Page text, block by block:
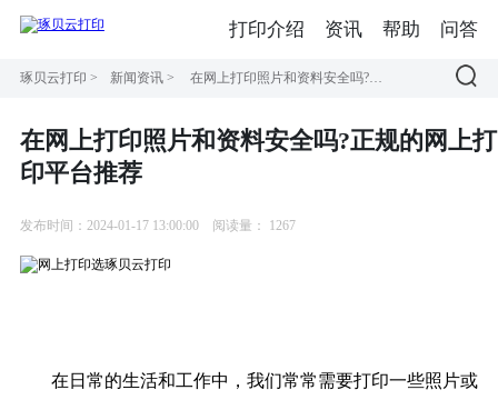
琢贝云打印 > 新闻资讯 > 在网上打印照片和资料安全吗?正规的网上打印平台推荐
在网上打印照片和资料安全吗?正规的网上打
印平台推荐
发布时间：2024-01-17 13:00:00 阅读量： 1267
在日常的生活和工作中，我们常常需要打印一些照片或
打印介绍 资讯 帮助 问答